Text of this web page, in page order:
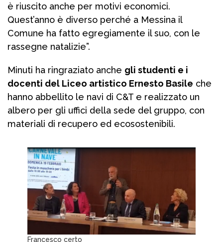
è riuscito anche per motivi economici.
Quest’anno è diverso perché a Messina il
Comune ha fatto egregiamente il suo, con le
rassegne natalizie”.
Minuti ha ringraziato anche gli studenti e i
docenti del Liceo artistico Ernesto Basile che
hanno abbellito le navi di C&T e realizzato un
albero per gli uffici della sede del gruppo, con
materiali di recupero ed ecosostenibili.
Francesco certo